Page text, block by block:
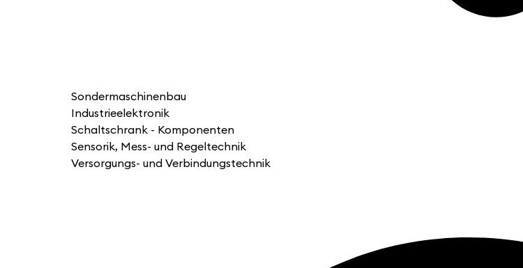
Sondermaschinenbau
Industrieelektronik
Schaltschrank - Komponenten
Sensorik, Mess- und Regeltechnik
Versorgungs- und Verbindungstechnik